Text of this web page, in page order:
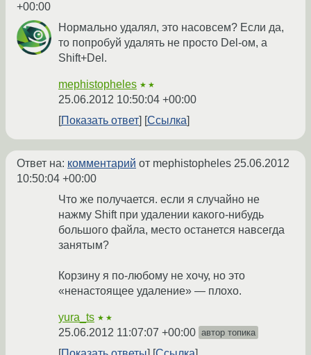
+00:00
Нормально удалял, это насовсем? Если да,
то попробуй удалять не просто Del-ом, а
Shift+Del.
mephistopheles ★★
25.06.2012 10:50:04 +00:00
Показать ответ
Ссылка
Ответ на: комментарий от mephistopheles 25.06.2012
10:50:04 +00:00
Что же получается. если я случайно не
нажму Shift при удалении какого-нибудь
большого файла, место останется навсегда
занятым?
Корзину я по-любому не хочу, но это
«ненастоящее удаление» — плохо.
yura_ts ★★
25.06.2012 11:07:07 +00:00 автор топика